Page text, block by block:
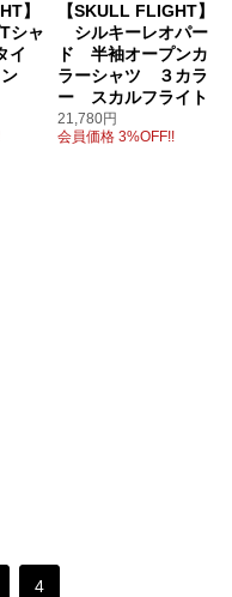
】
シャ
イ
ン
【SKULL FLIGHT】
シルキーレオパー
ド 半袖オープンカ
ラーシャツ ３カラ
ー スカルフライト
21,780円
会員価格 3%OFF!!
4